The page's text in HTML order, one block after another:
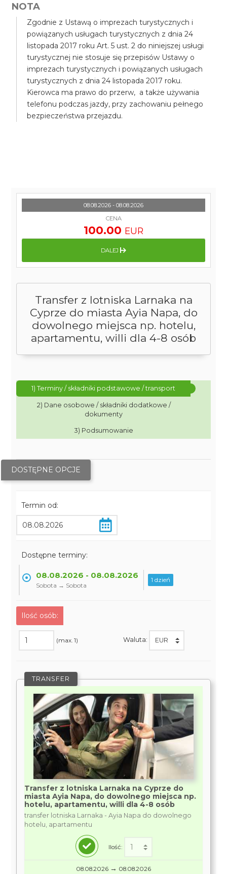
NOTA
Zgodnie z Ustawą o imprezach turystycznych i
powiązanych usługach turystycznych z dnia 24
listopada 2017 roku Art. 5 ust. 2 do niniejszej usługi
turystycznej nie stosuje się przepisów Ustawy o
imprezach turystycznych i powiązanych usługach
turystycznych z dnia 24 listopada 2017 roku.
Kierowca ma prawo do przerw, a także używania
telefonu podczas jazdy, przy zachowaniu pełnego
bezpieczeństwa przejazdu.
Transfer z lotniska Larnaka na
Cyprze do miasta Ayia Napa, do
dowolnego miejsca np. hotelu,
apartamentu, willi dla 4-8 osób
1) Terminy / składniki podstawowe / transport
2) Dane osobowe / składniki dodatkowe /
dokumenty
3) Podsumowanie
DOSTĘPNE OPCJE
Termin od:
Dostępne terminy:
08.08.2026 - 08.08.2026
Sobota → Sobota
1 dzień
Ilość osób:
(max. 1) Waluta:
TRANSFER
Transfer z lotniska Larnaka na Cyprze do
miasta Ayia Napa, do dowolnego miejsca np.
hotelu, apartamentu, willi dla 4-8 osób
transfer lotniska Larnaka - Ayia Napa do dowolnego
hotelu, apartamentu
Ilość:
08.08.2026 → 08.08.2026
08.08.2026 - 08.08.2026
CENA
100.00 EUR
DALEJ